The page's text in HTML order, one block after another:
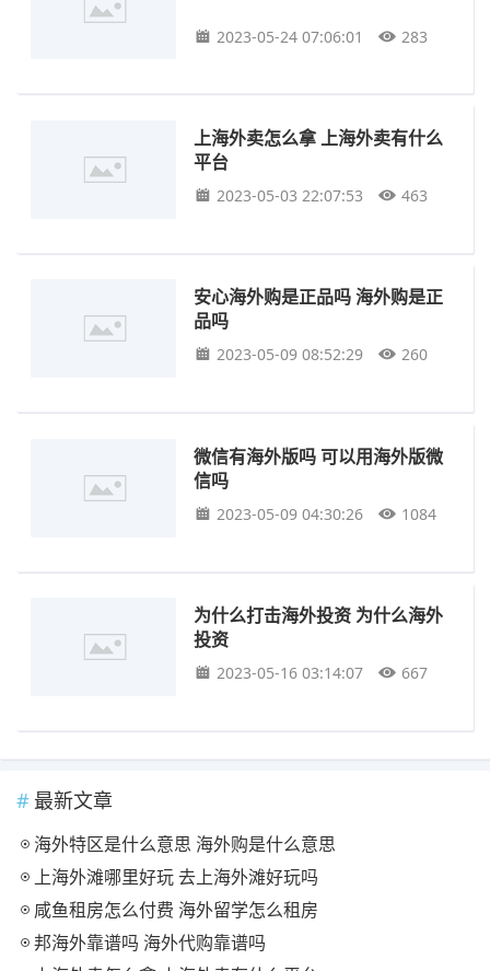
2023-05-24 07:06:01 283
上海外卖怎么拿 上海外卖有什么
平台
2023-05-03 22:07:53 463
安心海外购是正品吗 海外购是正
品吗
2023-05-09 08:52:29 260
微信有海外版吗 可以用海外版微
信吗
2023-05-09 04:30:26 1084
为什么打击海外投资 为什么海外
投资
2023-05-16 03:14:07 667
最新文章
海外特区是什么意思 海外购是什么意思
上海外滩哪里好玩 去上海外滩好玩吗
咸鱼租房怎么付费 海外留学怎么租房
邦海外靠谱吗 海外代购靠谱吗